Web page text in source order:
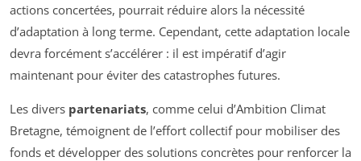
actions concertées, pourrait réduire alors la nécessité
d’adaptation à long terme. Cependant, cette adaptation locale
devra forcément s’accélérer : il est impératif d’agir
maintenant pour éviter des catastrophes futures.
Les divers partenariats, comme celui d’Ambition Climat
Bretagne, témoignent de l’effort collectif pour mobiliser des
fonds et développer des solutions concrètes pour renforcer la